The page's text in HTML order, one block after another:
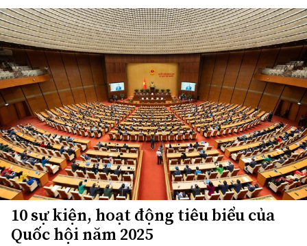
10 sự kiện, hoạt động tiêu biểu của
Quốc hội năm 2025